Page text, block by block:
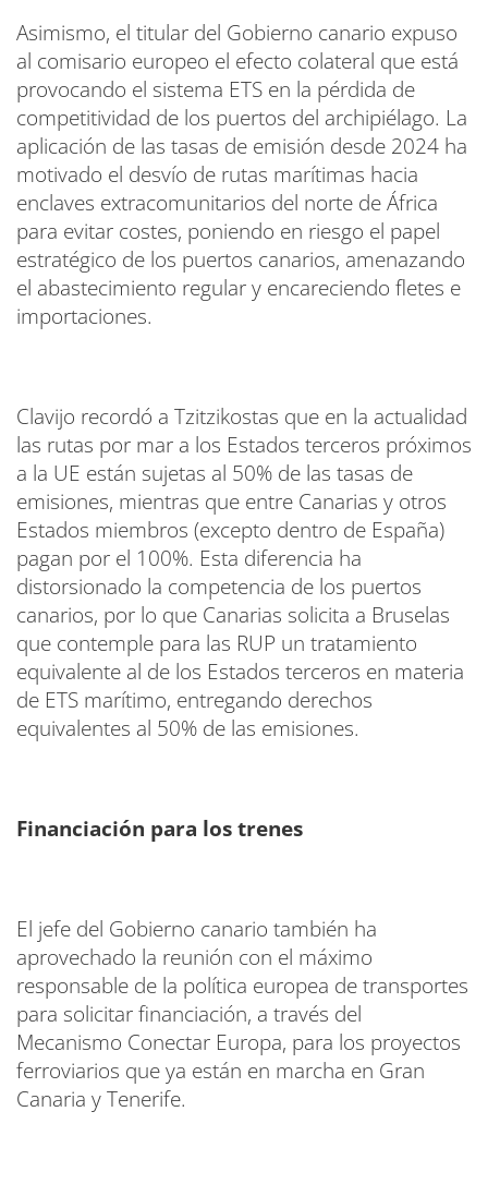
Asimismo, el titular del Gobierno canario expuso
al comisario europeo el efecto colateral que está
provocando el sistema ETS en la pérdida de
competitividad de los puertos del archipiélago. La
aplicación de las tasas de emisión desde 2024 ha
motivado el desvío de rutas marítimas hacia
enclaves extracomunitarios del norte de África
para evitar costes, poniendo en riesgo el papel
estratégico de los puertos canarios, amenazando
el abastecimiento regular y encareciendo fletes e
importaciones.
Clavijo recordó a Tzitzikostas que en la actualidad
las rutas por mar a los Estados terceros próximos
a la UE están sujetas al 50% de las tasas de
emisiones, mientras que entre Canarias y otros
Estados miembros (excepto dentro de España)
pagan por el 100%. Esta diferencia ha
distorsionado la competencia de los puertos
canarios, por lo que Canarias solicita a Bruselas
que contemple para las RUP un tratamiento
equivalente al de los Estados terceros en materia
de ETS marítimo, entregando derechos
equivalentes al 50% de las emisiones.
Financiación para los trenes
El jefe del Gobierno canario también ha
aprovechado la reunión con el máximo
responsable de la política europea de transportes
para solicitar financiación, a través del
Mecanismo Conectar Europa, para los proyectos
ferroviarios que ya están en marcha en Gran
Canaria y Tenerife.